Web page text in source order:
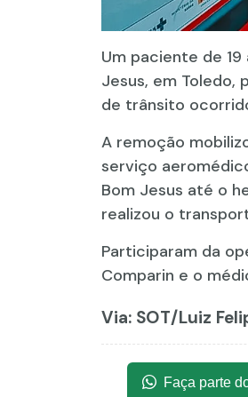
Um paciente de
Jesus, em Toledo,
de trânsito
A remoção
serviço
Bom Jesus até o
realizou o
Participaram da
Comparin e o
Via: SOT/Luiz
Faça parte